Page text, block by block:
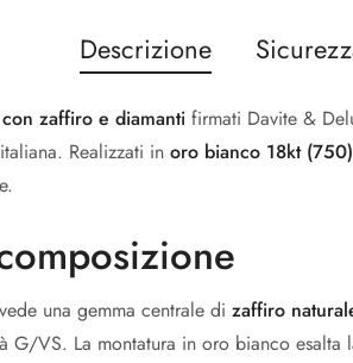
Descrizione
zaffiro e diamanti firmati Davite &
Realizzati inoro bianco 18kt (750)
una gemma centrale dizaffiro
G/VS. La montatura in oro bianco